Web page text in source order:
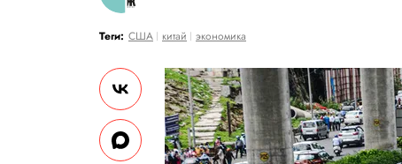
Теги: США китай экономика